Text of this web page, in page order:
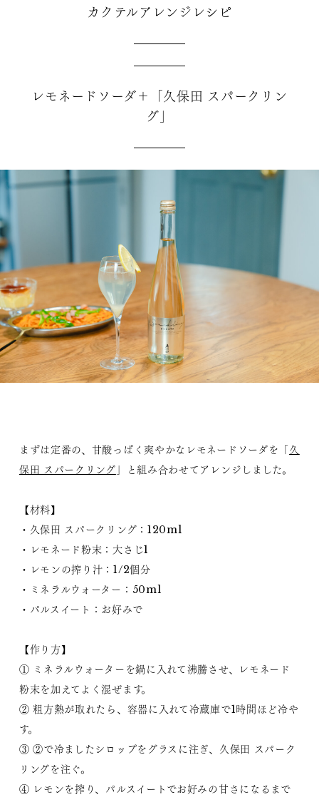
カクテルアレンジレシピ
レモネードソーダ＋「久保田 スパークリン
グ」
まずは定番の、甘酸っぱく爽やかなレモネードソーダを「 久
保田 スパークリング 」と組み合わせてアレンジしました。
【材料】
・久保田 スパークリング：120ml
・レモネード粉末：大さじ1
・レモンの搾り汁：1/2個分
・ミネラルウォーター：50ml
・パルスイート：お好みで
【作り方】
① ミネラルウォーターを鍋に入れて沸騰させ、レモネード
粉末を加えてよく混ぜます。
② 粗方熱が取れたら、容器に入れて冷蔵庫で1時間ほど冷や
す。
③ ②で冷ましたシロップをグラスに注ぎ、久保田 スパーク
リングを注ぐ。
④ レモンを搾り、パルスイートでお好みの甘さになるまで